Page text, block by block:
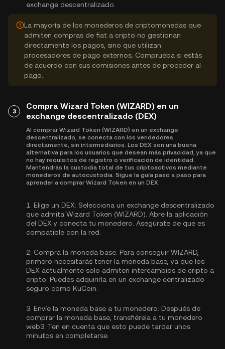
exchange descentralizado.
La mayoría de los monederos de criptomonedas que
admiten compras de fiat a cripto no gestionan
directamente los pagos, sino que utilizan
procesadores de pago externos. Comprueba si estás
de acuerdo con sus comisiones antes de proceder al
pago.
3
Compra Wizard Token (WIZARD) en un
exchange descentralizado (DEX)
Al comprar Wizard Token (WIZARD) en un exchange
descentralizado, se conecta con los vendedores
directamente, sin intermediarios. Los DEX son una buena
alternativa para los usuarios que desean más privacidad, ya que
no hay requisitos de registro o verificación de identidad.
Mantendrás la custodia total de tus criptoactivos mediante
monederos de autocustodia. Sigue la guía paso a paso para
aprender a comprar Wizard Token en un DEX.
1. Elige un DEX: Selecciona un exchange descentralizado
que admita Wizard Token (WIZARD). Abre la aplicación
del DEX y conecta tu monedero. Asegúrate de que es
compatible con la red.
2. Compra la moneda base: Para conseguir WIZARD,
primero necesitarás tener la moneda base, ya que los
DEX actualmente solo admiten intercambios de cripto a
cripto. Puedes adquirirla en un exchange centralizado
seguro como KuCoin.
3. Envíe la moneda base a tu monedero: Después de
comprar la moneda base, transfiérela a tu monedero
web3. Ten en cuenta que esto puede tardar unos
minutos en completarse.